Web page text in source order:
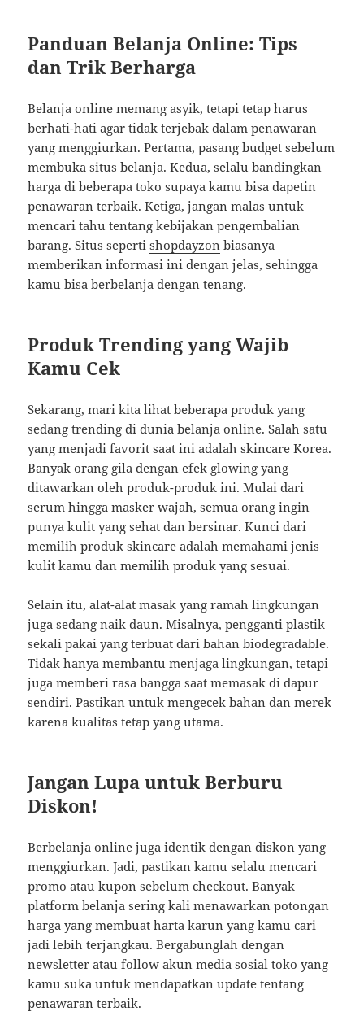
Panduan Belanja Online: Tips
dan Trik Berharga
Belanja online memang asyik, tetapi tetap harus
berhati-hati agar tidak terjebak dalam penawaran
yang menggiurkan. Pertama, pasang budget sebelum
membuka situs belanja. Kedua, selalu bandingkan
harga di beberapa toko supaya kamu bisa dapetin
penawaran terbaik. Ketiga, jangan malas untuk
mencari tahu tentang kebijakan pengembalian
barang. Situs sepertishopdayzon biasanya
memberikan informasi ini dengan jelas, sehingga
kamu bisa berbelanja dengan tenang.
Produk Trending yang Wajib
Kamu Cek
Sekarang, mari kita lihat beberapa produk yang
sedang trending di dunia belanja online. Salah satu
yang menjadi favorit saat ini adalah skincare Korea.
Banyak orang gila dengan efek glowing yang
ditawarkan oleh produk-produk ini. Mulai dari
serum hingga masker wajah, semua orang ingin
punya kulit yang sehat dan bersinar. Kunci dari
memilih produk skincare adalah memahami jenis
kulit kamu dan memilih produk yang sesuai.
Selain itu, alat-alat masak yang ramah lingkungan
juga sedang naik daun. Misalnya, pengganti plastik
sekali pakai yang terbuat dari bahan biodegradable.
Tidak hanya membantu menjaga lingkungan, tetapi
juga memberi rasa bangga saat memasak di dapur
sendiri. Pastikan untuk mengecek bahan dan merek
karena kualitas tetap yang utama.
Jangan Lupa untuk Berburu
Diskon!
Berbelanja online juga identik dengan diskon yang
menggiurkan. Jadi, pastikan kamu selalu mencari
promo atau kupon sebelum checkout. Banyak
platform belanja sering kali menawarkan potongan
harga yang membuat harta karun yang kamu cari
jadi lebih terjangkau. Bergabunglah dengan
newsletter atau follow akun media sosial toko yang
kamu suka untuk mendapatkan update tentang
penawaran terbaik.